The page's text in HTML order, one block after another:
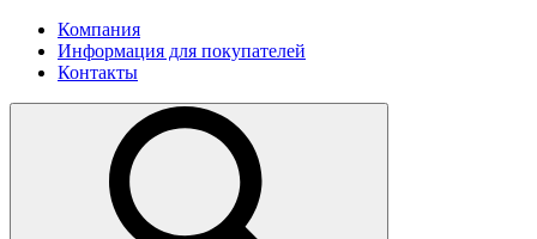
Компания
Информация для покупателей
Контакты